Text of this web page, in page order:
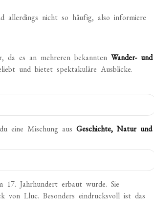
allerdings nicht so häufig, also informiere
da es an mehreren bekanntenWander- und
und bietet spektakuläre Ausblicke.
eine Mischung ausGeschichte, Natur und
17. Jahrhundert erbaut wurde. Sie
von Lluc. Besonders eindrucksvoll ist das